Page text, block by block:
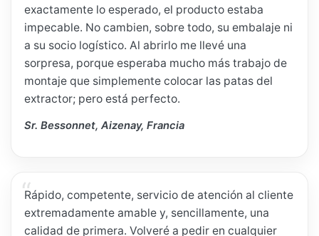
exactamente lo esperado, el producto estaba
impecable. No cambien, sobre todo, su embalaje ni
a su socio logístico. Al abrirlo me llevé una
sorpresa, porque esperaba mucho más trabajo de
montaje que simplemente colocar las patas del
extractor; pero está perfecto.
Sr. Bessonnet, Aizenay, Francia
Rápido, competente, servicio de atención al cliente
extremadamente amable y, sencillamente, una
calidad de primera. Volveré a pedir en cualquier